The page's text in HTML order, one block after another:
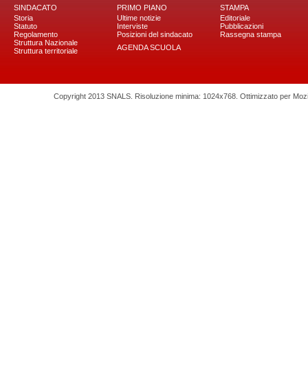
SINDACATO
Storia
Statuto
Regolamento
Struttura Nazionale
Struttura territoriale
PRIMO PIANO
Ultime notizie
Interviste
Posizioni del sindacato
AGENDA SCUOLA
STAMPA
Editoriale
Pubblicazioni
Rassegna stampa
Copyright 2013 SNALS. Risoluzione minima: 1024x768. Ottimizzato per